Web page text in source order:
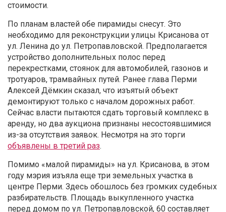
стоимости.
По планам властей обе пирамиды снесут. Это
необходимо для реконструкции улицы Крисанова от
ул. Ленина до ул. Петропавловской. Предполагается
устройство дополнительных полос перед
перекрестками, стоянок для автомобилей, газонов и
тротуаров, трамвайных путей. Ранее глава Перми
Алексей Дёмкин сказал, что изъятый объект
демонтируют только с началом дорожных работ.
Сейчас власти пытаются сдать торговый комплекс в
аренду, но два аукциона признаны несостоявшимися
из-за отсутствия заявок. Несмотря на это торги
объявлены в третий раз.
Помимо «малой пирамиды» на ул. Крисанова, в этом
году мэрия изъяла еще три земельных участка в
центре Перми. Здесь обошлось без громких судебных
разбирательств. Площадь выкупленного участка
перед домом по ул. Петропавловской, 60 составляет